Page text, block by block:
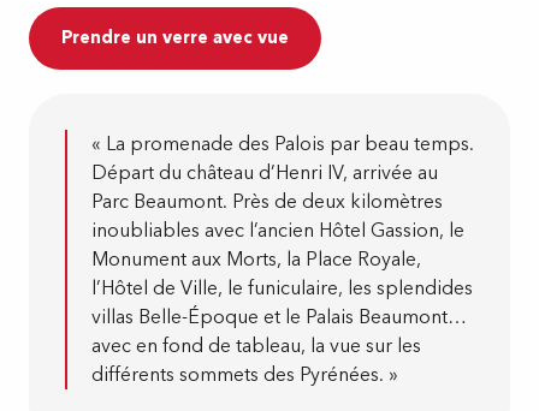
Prendre un verre avec vue
« La promenade des Palois par beau temps.
Départ du château d’Henri IV, arrivée au
Parc Beaumont. Près de deux kilomètres
inoubliables avec l’ancien Hôtel Gassion, le
Monument aux Morts, la Place Royale,
l’Hôtel de Ville, le funiculaire, les splendides
villas Belle-Époque et le Palais Beaumont…
avec en fond de tableau, la vue sur les
différents sommets des Pyrénées. »